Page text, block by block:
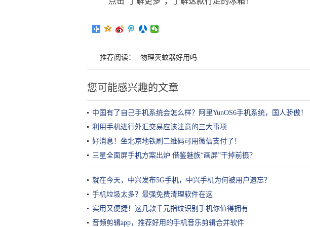
推荐阅读： 物理灭蚊器好用吗
您可能感兴趣的文章
中国有了自己手机系统会怎么样？阿里YunOS6手机系统，国人骄傲！
利用手机进行外汇交易应该注意的三大事项
好消息！坐北京地铁刷二维码可用微信支付了！
三星全面屏手机方案出炉 借鉴魅族“画屏”干掉前摄？
就在今天，中兴发布5G手机，中兴手机为何被用户遗忘？
手机垃圾太多？最强免费清理软件在这
实用又便捷！这几款千元指纹识别手机你值得拥有
音频剪辑app，推荐好用的手机音乐剪辑合并软件